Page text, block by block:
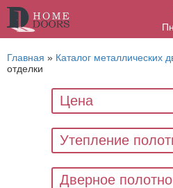
Главная » Каталог металлических
отделки
Цена
Утепление
Дверное полотно